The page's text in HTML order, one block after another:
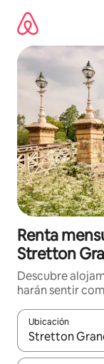
contenido
Renta
Stretton
Descubre
harán sentir
Ubicación
Cuando los